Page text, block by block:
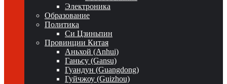
Электроника
Образование
Политика
Си Цзиньпин
Провинции Китая
Аньхой (Anhui)
Ганьсу (Gansu)
Гуандун (Guangdong)
Гуйчжоу (Guizhou)